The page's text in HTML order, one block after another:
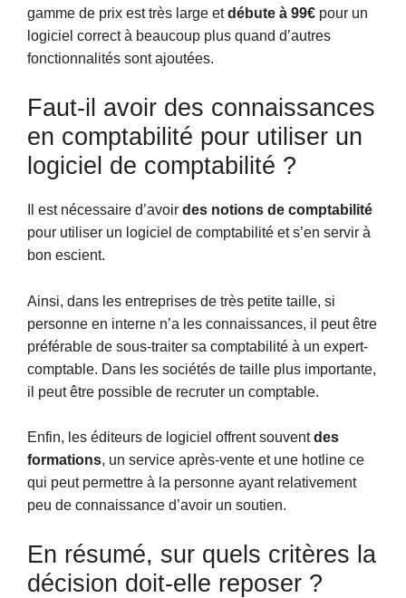
gamme de prix est très large etdébute à 99€ pour un
logiciel correct à beaucoup plus quand d’autres
fonctionnalités sont ajoutées.
Faut-il avoir des connaissances
en comptabilité pour utiliser un
logiciel de comptabilité ?
Il est nécessaire d’avoir des notions de comptabilité
pour utiliser un logiciel de comptabilité et s’en servir à
bon escient.
Ainsi, dans les entreprises de très petite taille, si
personne en interne n’a les connaissances, il peut être
préférable de sous-traiter sa comptabilité à un expert-
comptable. Dans les sociétés de taille plus importante,
il peut être possible de recruter un comptable.
Enfin, les éditeurs de logiciel offrent souventdes
formations, un service après-vente et une hotline ce
qui peut permettre à la personne ayant relativement
peu de connaissance d’avoir un soutien.
En résumé, sur quels critères la
décision doit-elle reposer ?